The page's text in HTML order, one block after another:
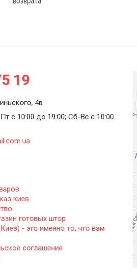
19
4в
с 10:00 до 19:00; Сб-Вс с 10:00
киев
готовых штор
- это именно то, что вам
соглашение